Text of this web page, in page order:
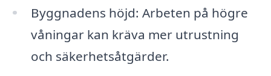
Byggnadens höjd: Arbeten på högre
våningar kan kräva mer utrustning
och säkerhetsåtgärder.